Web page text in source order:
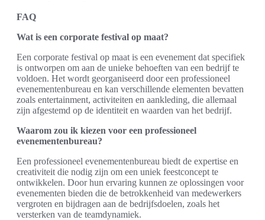
FAQ
Wat is een corporate festival op maat?
Een corporate festival op maat is een evenement dat specifiek
is ontworpen om aan de unieke behoeften van een bedrijf te
voldoen. Het wordt georganiseerd door een professioneel
evenementenbureau en kan verschillende elementen bevatten
zoals entertainment, activiteiten en aankleding, die allemaal
zijn afgestemd op de identiteit en waarden van het bedrijf.
Waarom zou ik kiezen voor een professioneel
evenementenbureau?
Een professioneel evenementenbureau biedt de expertise en
creativiteit die nodig zijn om een uniek feestconcept te
ontwikkelen. Door hun ervaring kunnen ze oplossingen voor
evenementen bieden die de betrokkenheid van medewerkers
vergroten en bijdragen aan de bedrijfsdoelen, zoals het
versterken van de teamdynamiek.